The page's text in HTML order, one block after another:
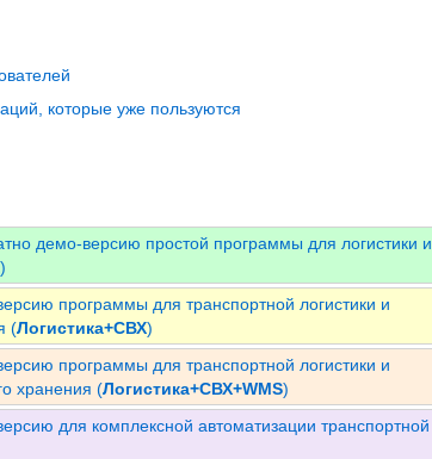
которые уже пользуются
демо-версию простой программы для логистики и
)
программы для транспортной логистики и
(Логистика+СВХ)
программы для транспортной логистики и
хранения (Логистика+СВХ+WMS)
для комплексной автоматизации транспортной